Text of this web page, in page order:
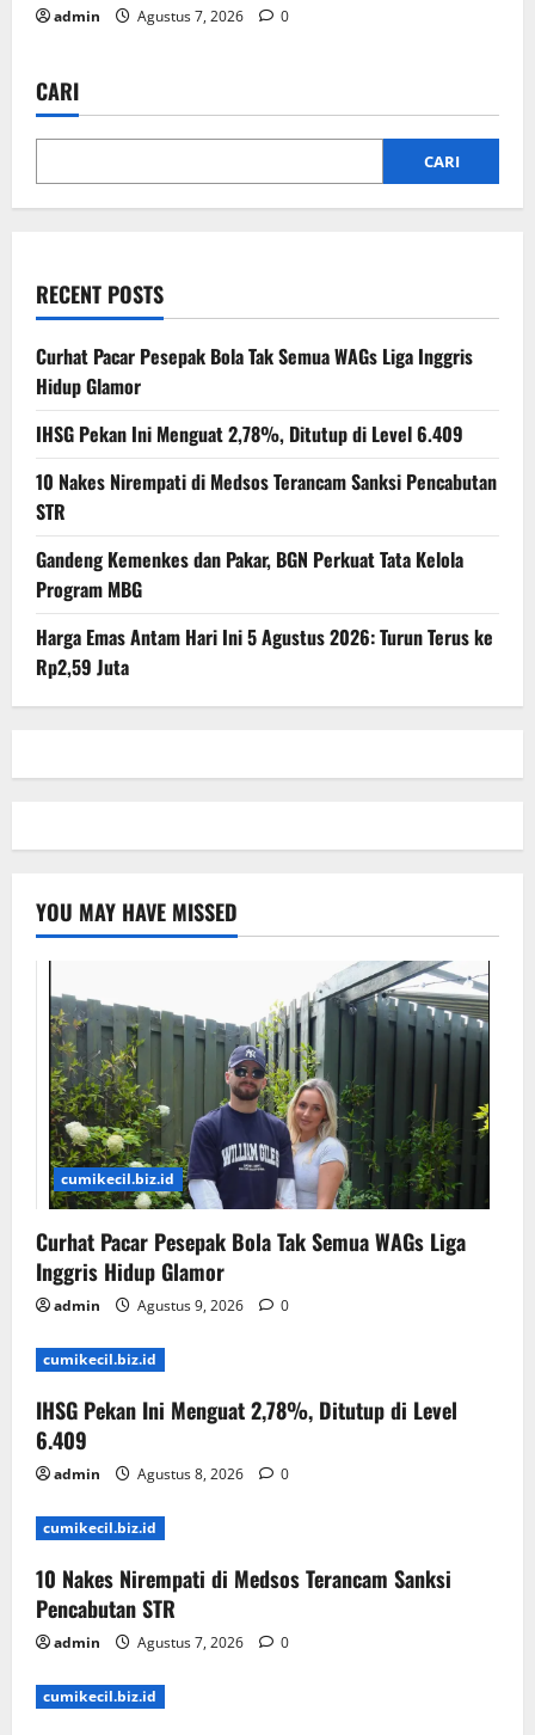
admin Agustus 7, 2026 0
CARI
CARI
RECENT POSTS
Curhat Pacar Pesepak Bola Tak Semua WAGs Liga Inggris
Hidup Glamor
IHSG Pekan Ini Menguat 2,78%, Ditutup di Level 6.409
10 Nakes Nirempati di Medsos Terancam Sanksi Pencabutan
STR
Gandeng Kemenkes dan Pakar, BGN Perkuat Tata Kelola
Program MBG
Harga Emas Antam Hari Ini 5 Agustus 2026: Turun Terus ke
Rp2,59 Juta
YOU MAY HAVE MISSED
cumikecil.biz.id
Curhat Pacar Pesepak Bola Tak Semua WAGs Liga
Inggris Hidup Glamor
admin Agustus 9, 2026 0
cumikecil.biz.id
IHSG Pekan Ini Menguat 2,78%, Ditutup di Level
6.409
admin Agustus 8, 2026 0
cumikecil.biz.id
10 Nakes Nirempati di Medsos Terancam Sanksi
Pencabutan STR
admin Agustus 7, 2026 0
cumikecil.biz.id